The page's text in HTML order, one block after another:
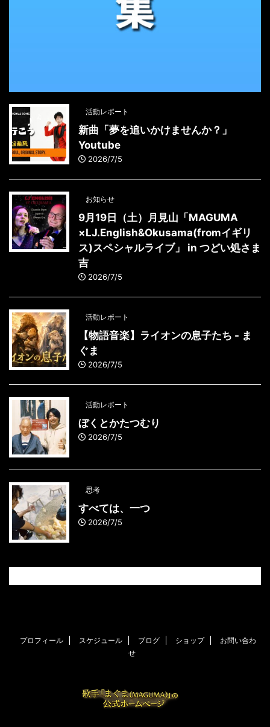
活動レポート
新曲「夢を追いかけませんか？」
Youtube
2026/7/5
お知らせ
9月19日（土）月見山「MAGUMA
×LJ.English&Okusama(fromイギリ
ス)スペシャルライブ」 in つどい処さま
吉
2026/7/5
活動レポート
【物語音楽】ライオンの息子たち - ま
ぐま
2026/7/5
活動レポート
ぼくとかたつむり
2026/7/5
思考
すべては、一つ
2026/7/5
プロフィール スケジュール ブログ ショップ
お問い合わ
せ